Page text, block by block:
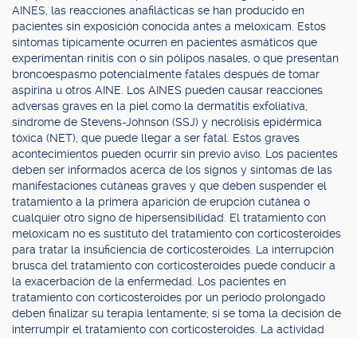
AINES, las reacciones anafilácticas se han producido en
pacientes sin exposición conocida antes a meloxicam. Estos
síntomas típicamente ocurren en pacientes asmáticos que
experimentan rinitis con o sin pólipos nasales, o que presentan
broncoespasmo potencialmente fatales después de tomar
aspirina u otros AINE. Los AINES pueden causar reacciones
adversas graves en la piel como la dermatitis exfoliativa,
síndrome de Stevens-Johnson (SSJ) y necrólisis epidérmica
tóxica (NET), que puede llegar a ser fatal. Estos graves
acontecimientos pueden ocurrir sin previo aviso. Los pacientes
deben ser informados acerca de los signos y síntomas de las
manifestaciones cutáneas graves y que deben suspender el
tratamiento a la primera aparición de erupción cutánea o
cualquier otro signo de hipersensibilidad. El tratamiento con
meloxicam no es sustituto del tratamiento con corticosteroides
para tratar la insuficiencia de corticosteroides. La interrupción
brusca del tratamiento con corticosteroides puede conducir a
la exacerbación de la enfermedad. Los pacientes en
tratamiento con corticosteroides por un periodo prolongado
deben finalizar su terapia lentamente; si se toma la decisión de
interrumpir el tratamiento con corticosteroides. La actividad